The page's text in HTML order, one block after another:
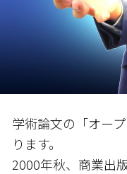
学術論文の「オー
ります。
2000年秋、商業出